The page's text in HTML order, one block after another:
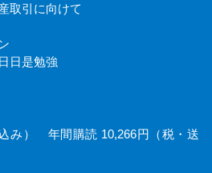
取引に向けて
日是勉強
み） 年間購読 10,266円（税・送